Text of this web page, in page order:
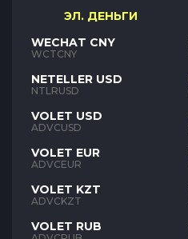
ЭЛ. ДЕНЬГИ
WECHAT CNY
WCTCNY
NETELLER USD
NTLRUSD
VOLET USD
ADVCUSD
VOLET EUR
ADVCEUR
VOLET KZT
ADVCKZT
VOLET RUB